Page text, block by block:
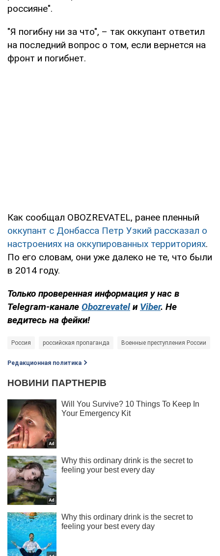
россияне".
"Я погибну ни за что", – так оккупант ответил
на последний вопрос о том, если вернется на
фронт и погибнет.
Как сообщал OBOZREVATEL, ранее пленный
оккупант с Донбасса Петр Узкий рассказал о
настроениях на оккупированных территориях.
По его словам, они уже далеко не те, что были
в 2014 году.
Только проверенная информация у нас в
Telegram-канале Obozrevatel и Viber. Не
ведитесь на фейки!
Россия российская пропаганда Военные преступления России
Редакционная политика